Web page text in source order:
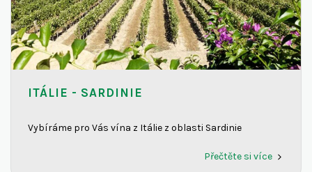
ITÁLIE - SARDINIE
Vybíráme pro Vás vína z Itálie z oblasti Sardinie
Přečtěte si více